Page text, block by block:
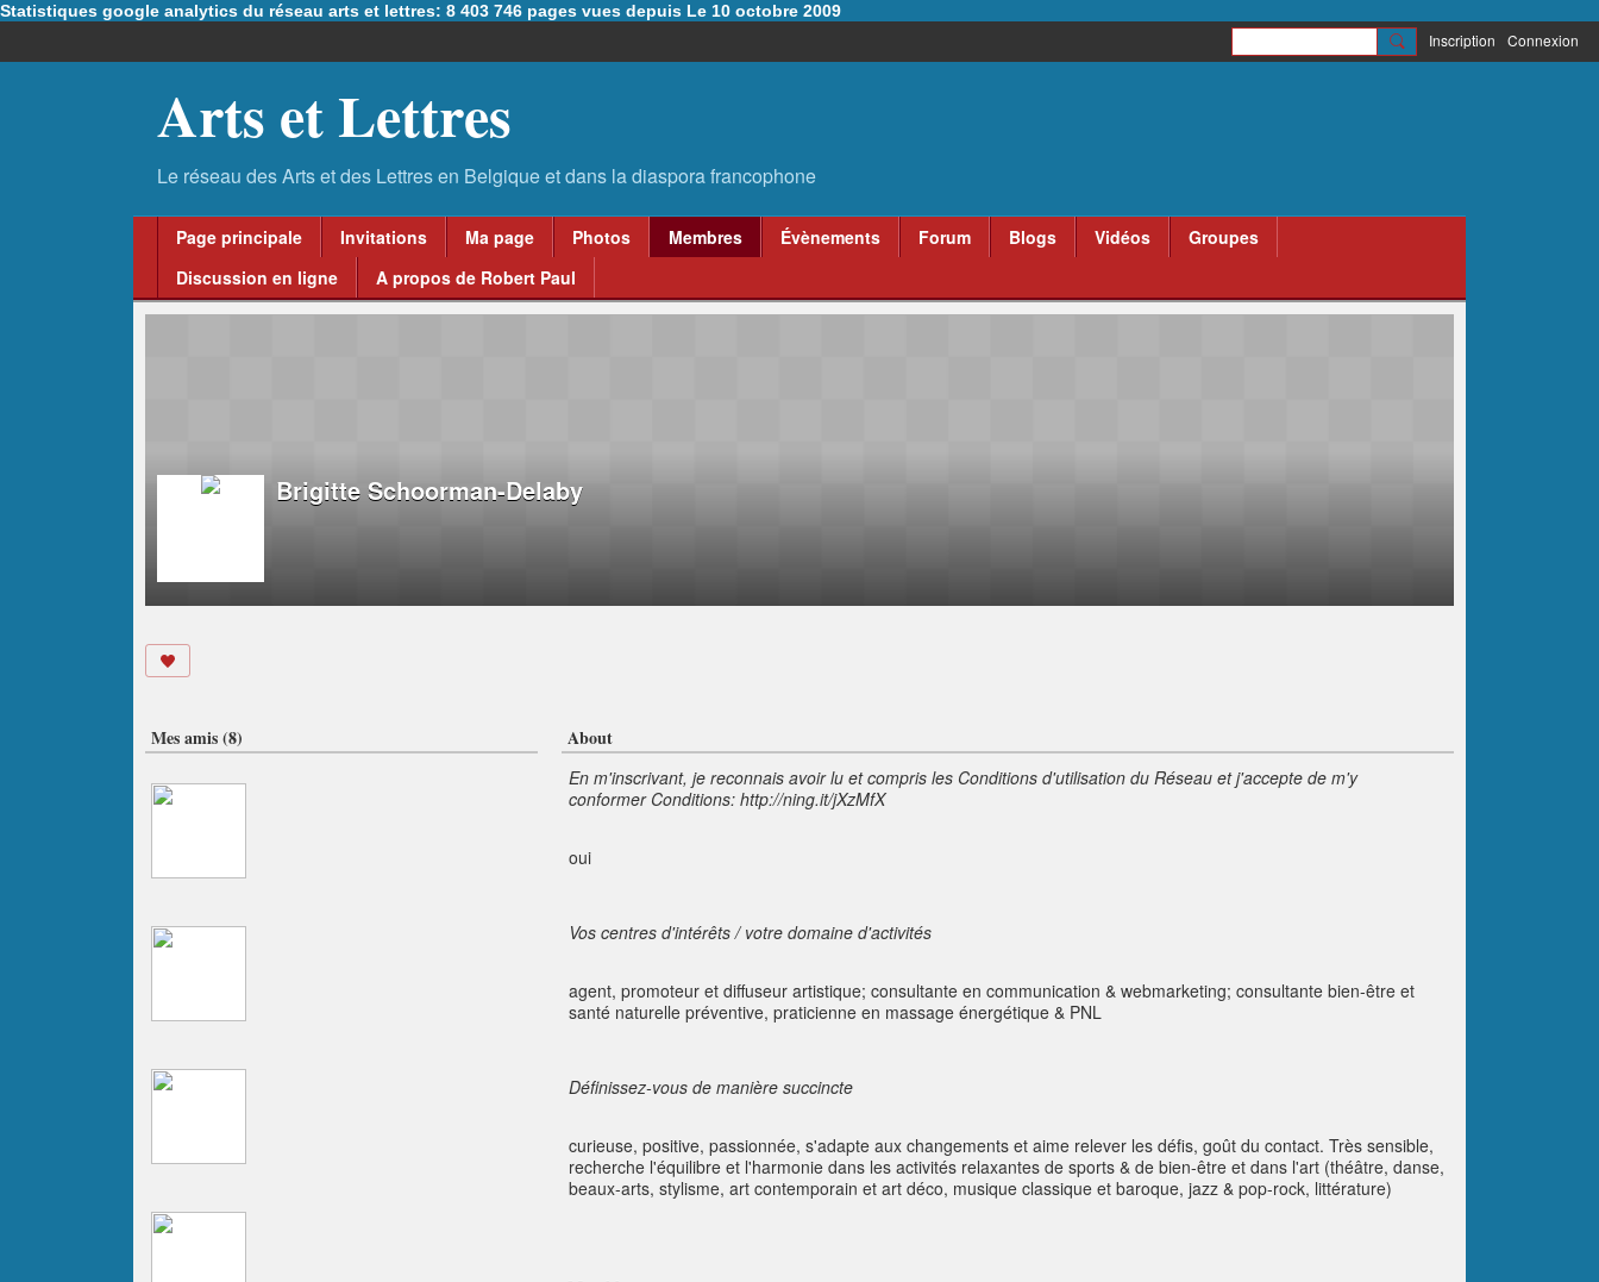
Statistiques google analytics du réseau arts et lettres: 8 403 746 pages vues depuis Le 10 octobre 2009
Inscription Connexion
Arts et Lettres
Page principale Invitations Ma page Photos Membres Évènements Forum Blogs Vidéos
Groupes
Discussion en ligne
A propos de Robert Paul
Brigitte Schoorman-Delaby
About
En m'inscrivant, je reconnais avoir lu et compris les Conditions d'utilisation du Réseau et j'accepte de m'y
conformer Conditions: http://ning.it/jXzMfX
oui
Vos centres d'intérêts / votre domaine d'activités
agent, promoteur et diffuseur artistique; consultante en communication & webmarketing; consultante bien-être et
santé naturelle préventive, praticienne en massage énergétique & PNL
Définissez-vous de manière succincte
curieuse, positive, passionnée, s'adapte aux changements et aime relever les défis, goût du contact. Très sensible,
recherche l'équilibre et l'harmonie dans les activités relaxantes de sports & de bien-être et dans l'art (théâtre, danse,
beaux-arts, stylisme, art contemporain et art déco, musique classique et baroque, jazz & pop-rock, littérature)
Mes amis (8)